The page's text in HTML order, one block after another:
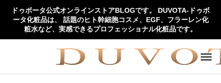
ドゥボータ公式オンラインストアBLOGです。 DUVOTA-ドゥボ
ータ化粧品は、 話題のヒト幹細胞コスメ、EGF、フラーレン化
粧水など、実感できるプロフェッショナル化粧品です。